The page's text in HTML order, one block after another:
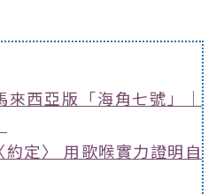
來西亞版「海角七號」｜
定〉 用歌喉實力證明自